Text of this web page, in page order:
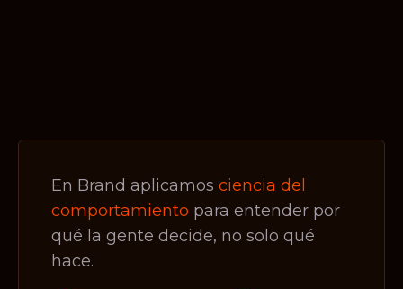
En Brand aplicamos ciencia del
comportamiento para entender por
qué la gente decide, no solo qué
hace.